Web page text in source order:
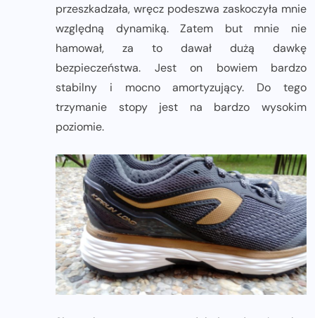
przeszkadzała, wręcz podeszwa zaskoczyła mnie
względną dynamiką. Zatem but mnie nie
hamował, za to dawał dużą dawkę
bezpieczeństwa. Jest on bowiem bardzo
stabilny i mocno amortyzujący. Do tego
trzymanie stopy jest na bardzo wysokim
poziomie.